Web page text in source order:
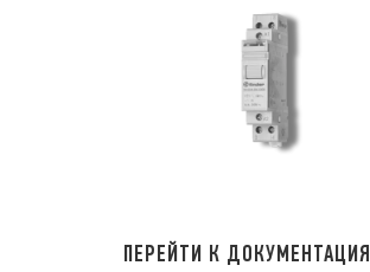
ПЕРЕЙТИ К ДОКУМЕНТАЦИЯ